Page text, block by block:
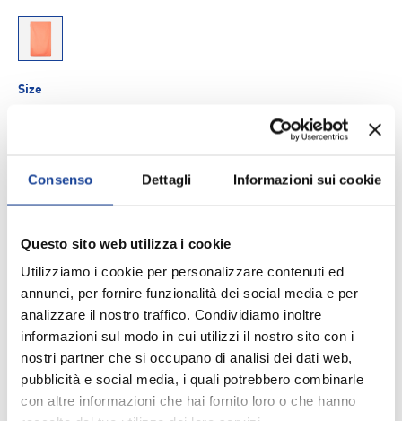
Consenso Dettagli Informazioni sui cookie
Questo sito web utilizza i cookie
Utilizziamo i cookie per personalizzare contenuti ed
annunci, per fornire funzionalità dei social media e per
analizzare il nostro traffico. Condividiamo inoltre
informazioni sul modo in cui utilizzi il nostro sito con i
nostri partner che si occupano di analisi dei dati web,
pubblicità e social media, i quali potrebbero combinarle
con altre informazioni che hai fornito loro o che hanno
000ALP
Size
-
Spedizione e consegna